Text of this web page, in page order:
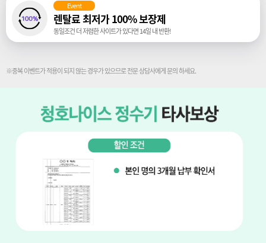
Event
렌탈료 최저가 100% 보장제
동일조건 더 저렴한 사이트가 있다면 14일 내 반환!
※중복 이벤트가 적용이 되지 않는 경우가 있으므로 전문 상담사에게 문의 하세요.